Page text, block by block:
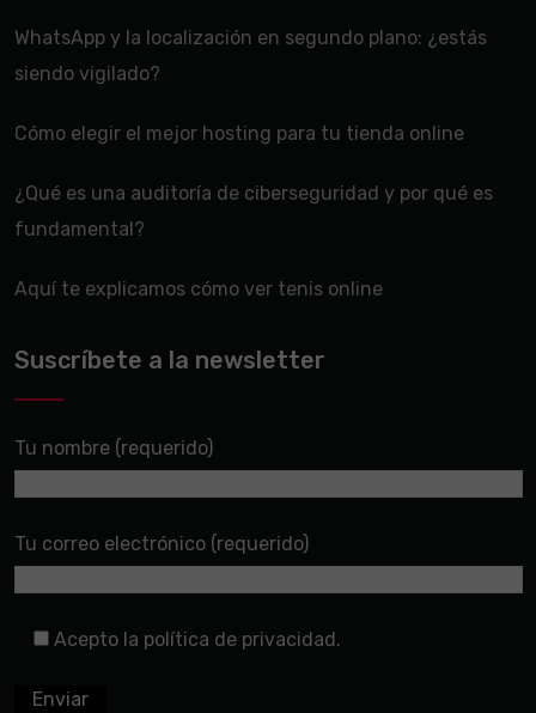
WhatsApp y la localización en segundo plano: ¿estás
siendo vigilado?
Cómo elegir el mejor hosting para tu tienda online
¿Qué es una auditoría de ciberseguridad y por qué es
fundamental?
Aquí te explicamos cómo ver tenis online
Suscríbete a la newsletter
Tu nombre (requerido)
Tu correo electrónico (requerido)
Acepto la política de privacidad.